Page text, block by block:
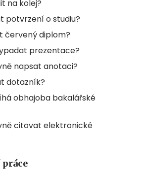
na kolej?
potvrzení o studiu?
červený diplom?
prezentace?
napsat anotaci?
dotazník?
obhajoba bakalářské
citovat elektronické